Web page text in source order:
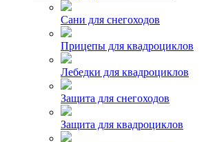
Сани для снегоходов
Прицепы для квадроциклов
Лебедки для квадроциклов
Защита для снегоходов
Защита для квадроциклов